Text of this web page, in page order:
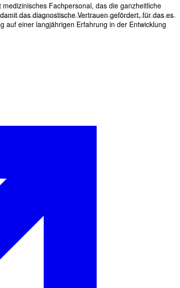
Fachpersonal, das die ganzheitliche
das diagnostische Vertrauen gefördert, für das es
auf einer langjährigen Erfahrung in der Entwicklung